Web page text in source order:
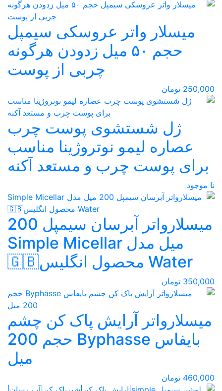
میسلار واتر عروسکی سیمپل
حجم ۵۰ میل زدودن هرگونه
چربی از پوست
250,000 تومان
ژل شستشوی پوست چرب
عصاره لیمو نوتروژینا مناسب
برای پوست چرب و مستعد آکنه
نا موجود
میسلارواتر آبرسان سیمپل 200
میل مدل Simple Micellar
Water محصول انگلیس🇬🇧
350,000 تومان
میسلارواتر آرایش پاک کن چشم
بایفاس Byphasse حجم 200
میل
460,000 تومان